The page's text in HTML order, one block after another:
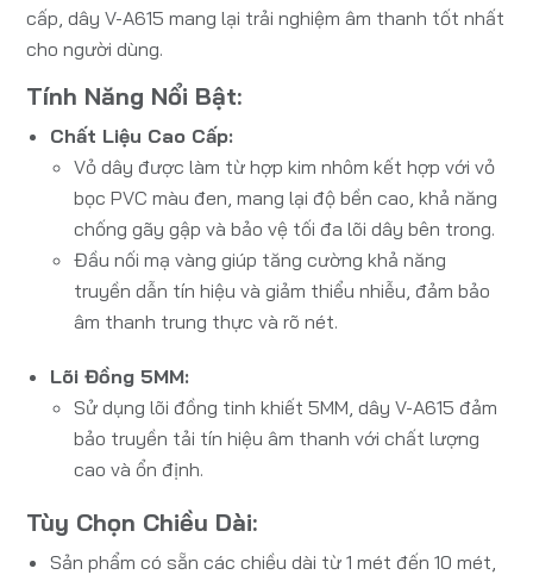
cấp, dây V-A615 mang lại trải nghiệm âm thanh tốt nhất
cho người dùng.
Tính Năng Nổi Bật:
Chất Liệu Cao Cấp:
Vỏ dây được làm từ hợp kim nhôm kết hợp với vỏ
bọc PVC màu đen, mang lại độ bền cao, khả năng
chống gãy gập và bảo vệ tối đa lõi dây bên trong.
Đầu nối mạ vàng giúp tăng cường khả năng
truyền dẫn tín hiệu và giảm thiểu nhiễu, đảm bảo
âm thanh trung thực và rõ nét.
Lõi Đồng 5MM:
Sử dụng lõi đồng tinh khiết 5MM, dây V-A615 đảm
bảo truyền tải tín hiệu âm thanh với chất lượng
cao và ổn định.
Tùy Chọn Chiều Dài:
Sản phẩm có sẵn các chiều dài từ 1 mét đến 10 mét,